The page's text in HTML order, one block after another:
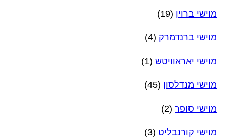
מוישי ברוין (19)
מוישי ברנדמרק (4)
מוישי יאראוויטש (1)
מוישי מנדלסון (45)
מוישי סופר (2)
מוישי קורנבליט (3)